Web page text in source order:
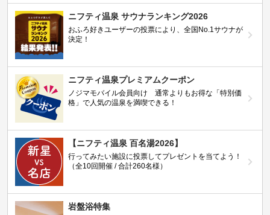
ニフティ温泉 サウナランキング2026
おふろ好きユーザーの投票により、全国No.1サウナが
決定！
ニフティ温泉プレミアムクーポン
ノジマモバイル会員向け 通常よりもお得な「特別価
格」で人気の温泉を満喫できる！
【ニフティ温泉 百名湯2026】
行ってみたい施設に投票してプレゼントを当てよう！
（全10回開催 / 合計260名様）
岩盤浴特集